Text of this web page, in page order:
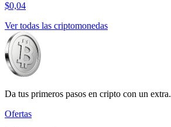
$0,04
Ver todas las criptomonedas
Da tus primeros pasos en cripto con un extra.
Ofertas